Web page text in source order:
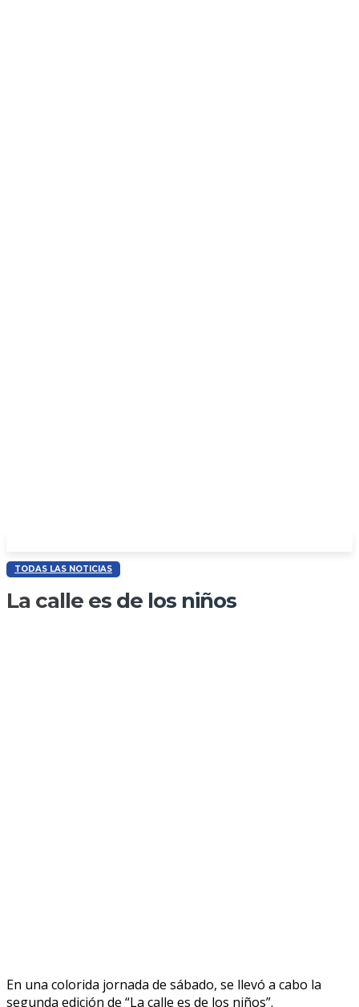
TODAS LAS NOTICIAS
La calle es de los niños
En una colorida jornada de sábado, se llevó a cabo la
segunda edición de “La calle es de los niños”.